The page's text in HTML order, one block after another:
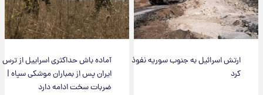
ارتش اسرائیل به جنوب سوریه نفوذ
کرد
آماده باش حداکثری اسراییل از ترس
ایران پس از بمباران موشکی سپاه |
ضربات سخت ادامه دارد